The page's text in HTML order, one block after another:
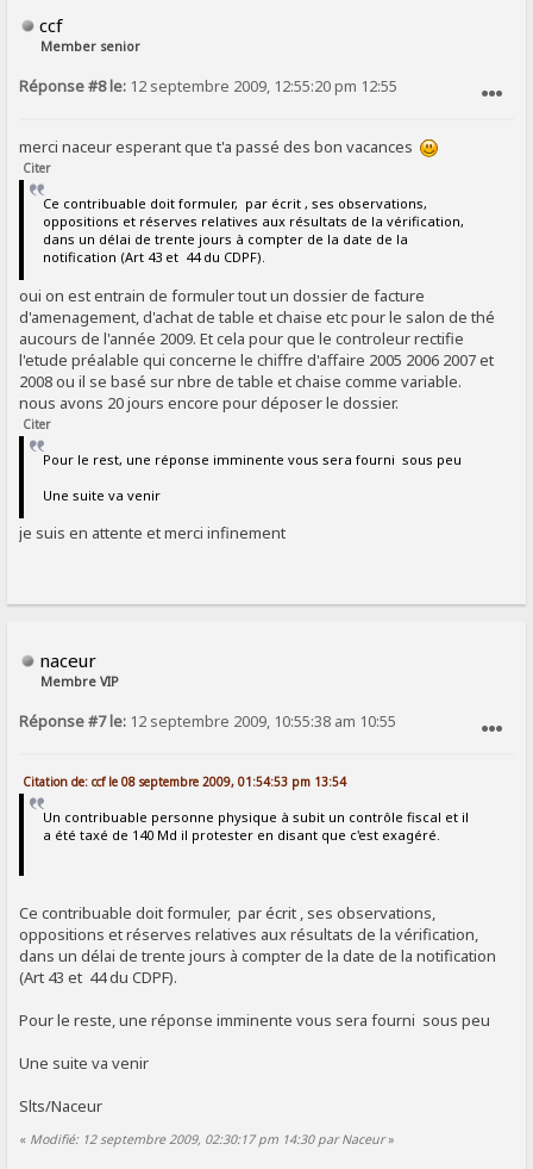
ccf
Member senior
Réponse #8 le: 12 septembre 2009, 12:55:20 pm 12:55
merci naceur esperant que t'a passé des bon vacances
Citer
Ce contribuable doit formuler, par écrit , ses observations,
oppositions et réserves relatives aux résultats de la vérification,
dans un délai de trente jours à compter de la date de la
notification (Art 43 et 44 du CDPF).
oui on est entrain de formuler tout un dossier de facture
d'amenagement, d'achat de table et chaise etc pour le salon de thé
aucours de l'année 2009. Et cela pour que le controleur rectifie
l'etude préalable qui concerne le chiffre d'affaire 2005 2006 2007 et
2008 ou il se basé sur nbre de table et chaise comme variable.
nous avons 20 jours encore pour déposer le dossier.
Citer
Pour le rest, une réponse imminente vous sera fourni sous peu
Une suite va venir
je suis en attente et merci infinement
naceur
Membre VIP
Réponse #7 le: 12 septembre 2009, 10:55:38 am 10:55
Citation de: ccf le 08 septembre 2009, 01:54:53 pm 13:54
Un contribuable personne physique à subit un contrôle fiscal et il
a été taxé de 140 Md il protester en disant que c'est exagéré.
Ce contribuable doit formuler, par écrit , ses observations,
oppositions et réserves relatives aux résultats de la vérification,
dans un délai de trente jours à compter de la date de la notification
(Art 43 et 44 du CDPF).
Pour le reste, une réponse imminente vous sera fourni sous peu
Une suite va venir
Slts/Naceur
« Modifié: 12 septembre 2009, 02:30:17 pm 14:30 par Naceur»